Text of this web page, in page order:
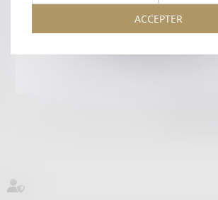
11 Place des Cinq Martyrs du Lycée Buffon,
ACCEPTER